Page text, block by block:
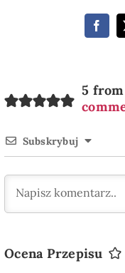
5 from
Subskrybuj
Ocena Przepisu